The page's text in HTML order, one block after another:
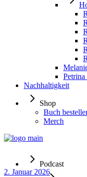
Nachhaltigkeit
Shop
Buch
Merch
Podcast
2. Januar 2026